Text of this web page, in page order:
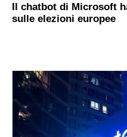
Il chatbot di Microsoft
sulle elezioni europee